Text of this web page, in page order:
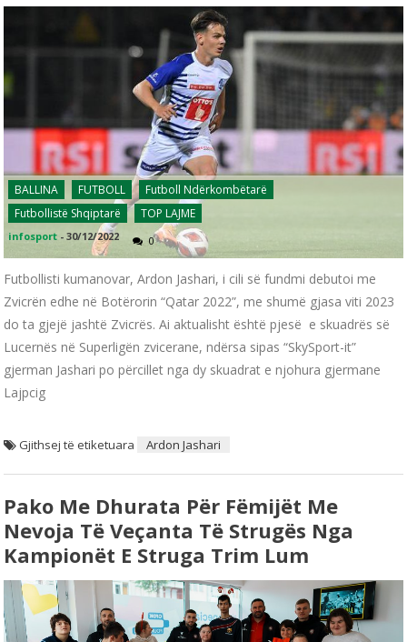
BALLINA FUTBOLL
Futboll Ndërkombëtarë
Futbollistë Shqiptarë
TOP LAJME
infosport -30/12/2022 0
Futbollisti kumanovar, Ardon Jashari, i cili së fundmi debutoi me
Zvicrën edhe në Botërorin “Qatar 2022”, me shumë gjasa viti 2023
do ta gjejë jashtë Zvicrës. Ai aktualisht është pjesë e skuadrës së
Lucernës në Superligën zvicerane, ndërsa sipas “SkySport-it”
gjerman Jashari po përcillet nga dy skuadrat e njohura gjermane
Lajpcig
Gjithsej të etiketuara Ardon Jashari
Pako Me Dhurata Për Fëmijët Me
Nevoja Të Veçanta Të Strugës Nga
Kampionët E Struga Trim Lum